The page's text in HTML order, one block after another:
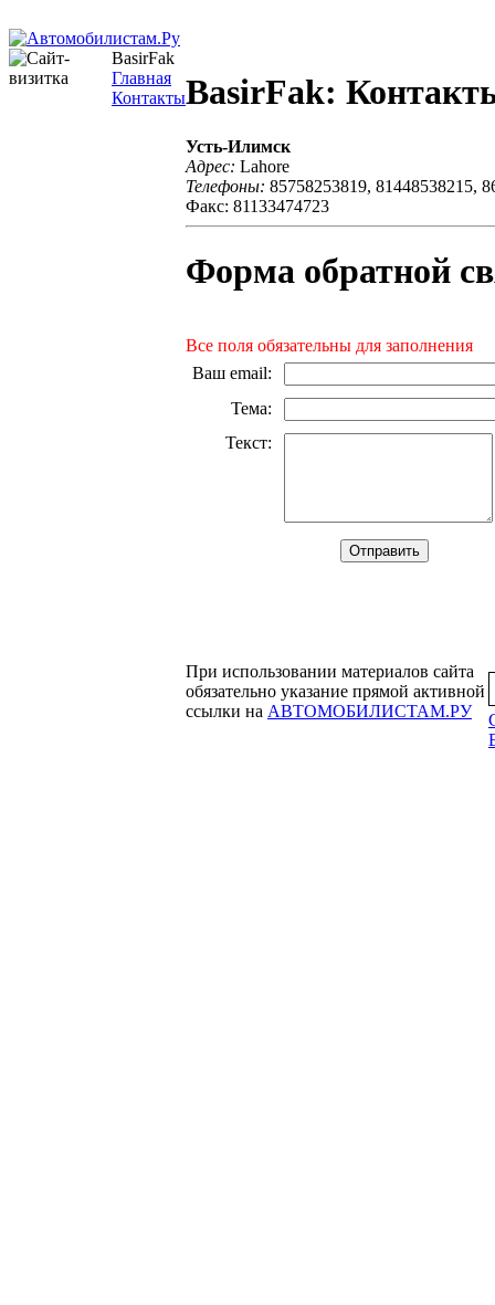
BasirFak
Главная
КонтактыBasirFak:
Усть-Илимск
Адрес: Lahore
Телефоны: 85758253819, 81448538215,
Факс: 81133474723
Форма обратной
Все поля обязательны для заполнения
Ваш email:
Тема:
Текст:
При использовании материалов сайта
обязательно указание прямой активной
ссылки на АВТОМОБИЛИСТАМ.РУ